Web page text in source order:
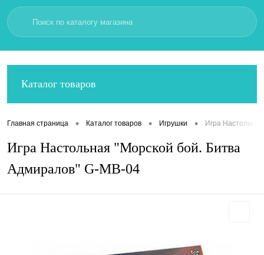
Каталог товаров
Главная страница • Каталог товаров • Игрушки • Игра
Игра Настольная "Морской бой. Битва
Адмиралов" G-MB-04